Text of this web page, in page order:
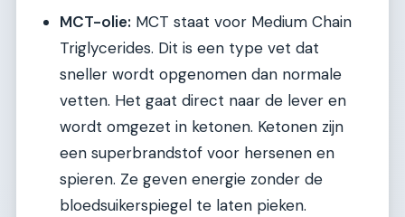
MCT-olie: MCT staat voor Medium Chain
Triglycerides. Dit is een type vet dat
sneller wordt opgenomen dan normale
vetten. Het gaat direct naar de lever en
wordt omgezet in ketonen. Ketonen zijn
een superbrandstof voor hersenen en
spieren. Ze geven energie zonder de
bloedsuikerspiegel te laten pieken.